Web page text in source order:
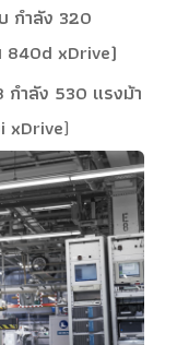
กำลัง 320
840d xDrive)
กำลัง 530 แรงม้า
xDrive)